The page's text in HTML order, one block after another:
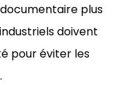
plus
doivent
pour éviter les